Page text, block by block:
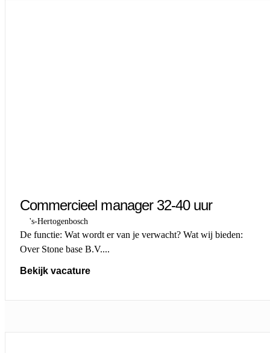
Commercieel manager 32-40 uur
's-Hertogenbosch
De functie: Wat wordt er van je verwacht? Wat wij bieden:
Over Stone base B.V....
Bekijk vacature